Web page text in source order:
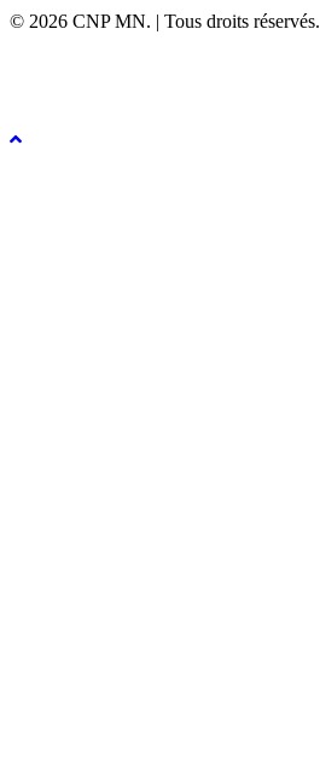
© 2026 CNP MN. | Tous droits réservés.